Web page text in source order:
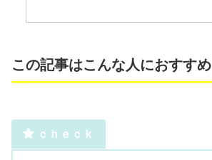
この記事はこんな人におすすめ
ｃｈｅｃｋ